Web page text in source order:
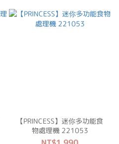
【PRINCESS】迷你多功能食
物處理機 221053